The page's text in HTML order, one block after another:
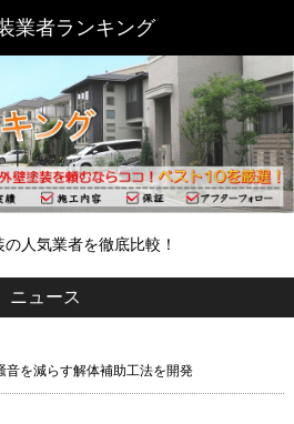
人気業者を徹底比較！
ニュース
音を減らす解体補助工法を開発